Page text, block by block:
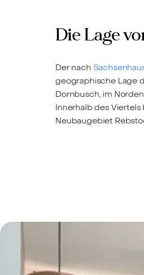
Die Lage
Der nach
geographische Lage
Dornbusch, im
Innerhalb des
Neubaugebiet